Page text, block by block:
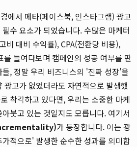
에서 메타(페이스북, 인스타그램) 광고
수 요소가 되었습니다. 수많은 마케터
비 대비 수익률), CPA(전환당 비용),
들여다보며 캠페인의 성공 여부를 판
, 정말 우리 비즈니스의 '진짜 성장'을
광고가 없었더라도 자연적으로 발생했
착각하고 있다면, 우리는 소중한 마케
붓고 있는 것일지도 모릅니다. 여기서
가 등장합니다. 이는 광
적으로' 발생한 순수한 성과를 의미합